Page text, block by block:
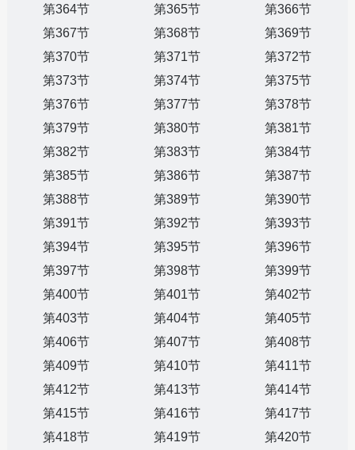
第364节
第365节
第366节
第367节
第368节
第369节
第370节
第371节
第372节
第373节
第374节
第375节
第376节
第377节
第378节
第379节
第380节
第381节
第382节
第383节
第384节
第385节
第386节
第387节
第388节
第389节
第390节
第391节
第392节
第393节
第394节
第395节
第396节
第397节
第398节
第399节
第400节
第401节
第402节
第403节
第404节
第405节
第406节
第407节
第408节
第409节
第410节
第411节
第412节
第413节
第414节
第415节
第416节
第417节
第418节
第419节 第420节